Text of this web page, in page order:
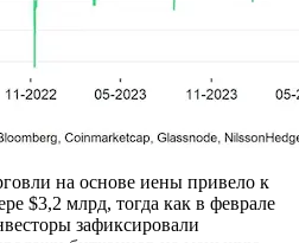
на основе иены привело к
$3,2 млрд, тогда как в феврале
зафиксировали